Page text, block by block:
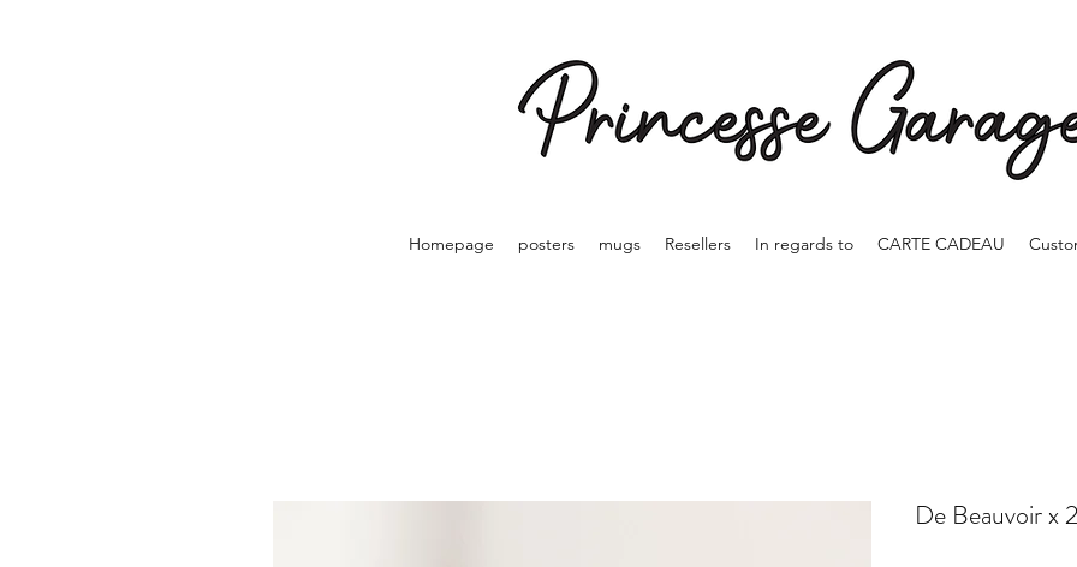
Homepage posters mugs Resellers In regards to CARTE CADEAU
De Beauvoir x